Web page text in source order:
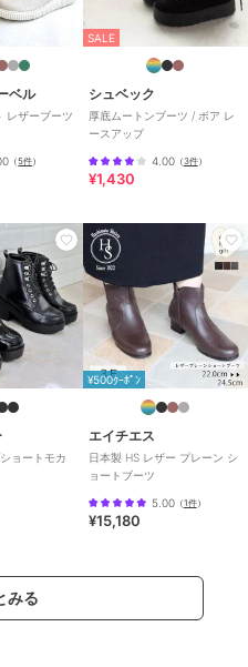
ベル
レザーブーツ
（5件）
SALE
シュベック
厚底ムートンブーツ / ボア レ
ースアップ
4.00（3件）
¥1,430
ョートモカ
¥500ｸｰﾎﾟﾝ
エイチエス
日本製 HS レザー プレーン シ
ョートブーツ
5.00（1件）
¥15,180
みる